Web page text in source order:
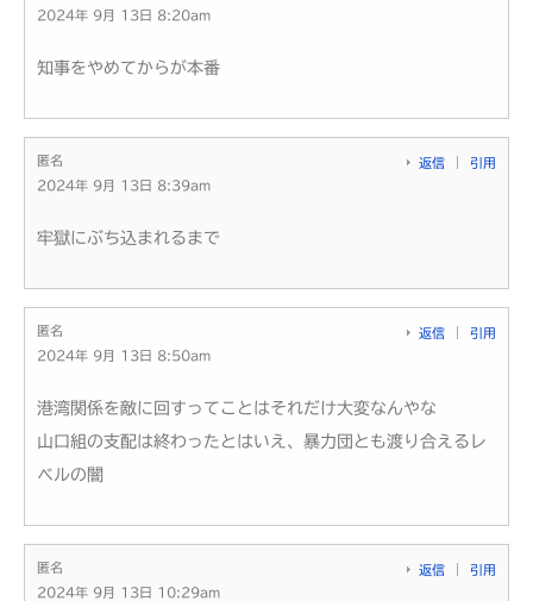
2024年 9月 13日 8:20am
知事をやめてからが本番
匿名
2024年 9月 13日 8:39am
返信 引用
牢獄にぶち込まれるまで
匿名
2024年 9月 13日 8:50am
返信 引用
港湾関係を敵に回すってことはそれだけ大変なんやな
山口組の支配は終わったとはいえ、暴力団とも渡り合えるレ
ベルの闇
匿名
2024年 9月 13日 10:29am
返信 引用